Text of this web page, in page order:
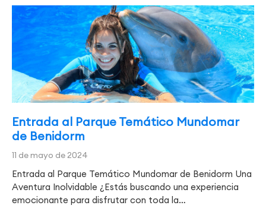
Entrada al Parque Temático Mundomar
de Benidorm
11 de mayo de 2024
Entrada al Parque Temático Mundomar de Benidorm Una
Aventura Inolvidable ¿Estás buscando una experiencia
emocionante para disfrutar con toda la…